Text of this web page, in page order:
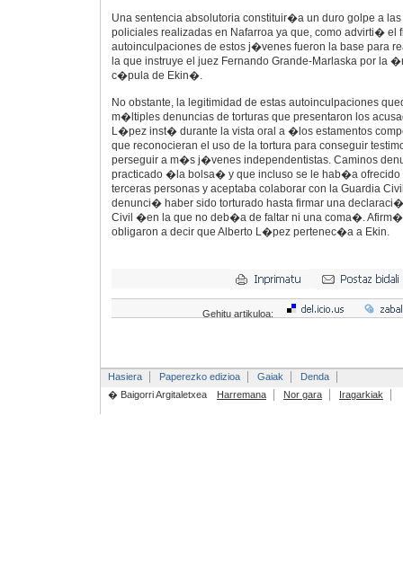
Una sentencia absolutoria constituir�a un duro golpe a
policiales realizadas en Nafarroa ya que, como advirti� el
autoinculpaciones de estos j�venes fueron la base para
la que instruye el juez Fernando Grande-Marlaska por la
c�pula de Ekin�.
No obstante, la legitimidad de estas autoinculpaciones
m�ltiples denuncias de torturas que presentaron los
L�pez inst� durante la vista oral a �los estamentos
que reconocieran el uso de la tortura para conseguir
perseguir a m�s j�venes independentistas. Caminos
practicado �la bolsa� y que incluso se le hab�a ofrecido
terceras personas y aceptaba colaborar con la Guardia
denunci� haber sido torturado hasta firmar una
Civil �en la que no deb�a de faltar ni una coma�.
obligaron a decir que Alberto L�pez pertenec�a a Ekin.
Gehitu artikuloa:
Hasiera Paperezko edizioa Gaiak
Denda
� Baigorri Argitaletxea
Harremana Nor gara Iragarkiak